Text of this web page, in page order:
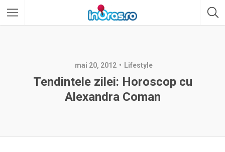
mai 20, 2012 Lifestyle
Tendintele zilei: Horoscop cu
Alexandra Coman